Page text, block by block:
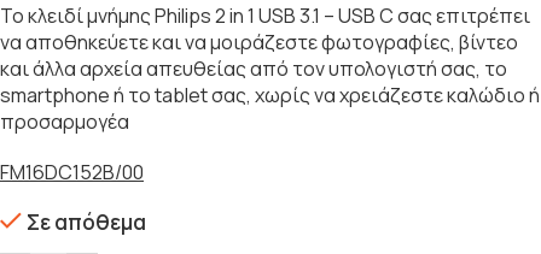
Το κλειδί μνήμης Philips 2 in 1 USB 3.1 – USB C σας επιτρέπει
να αποθηκεύετε και να μοιράζεστε φωτογραφίες, βίντεο
και άλλα αρχεία απευθείας από τον υπολογιστή σας, το
smartphone ή το tablet σας, χωρίς να χρειάζεστε καλώδιο ή
προσαρμογέα
FM16DC152B/00
Σε απόθεμα